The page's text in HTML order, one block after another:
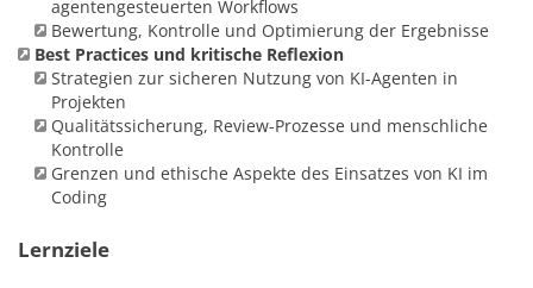
agentengesteuerten Workflows
Bewertung, Kontrolle und Optimierung der Ergebnisse
Best Practices und kritische Reflexion
Strategien zur sicheren Nutzung von KI-Agenten in
Projekten
Qualitätssicherung, Review-Prozesse und menschliche
Kontrolle
Grenzen und ethische Aspekte des Einsatzes von KI im
Coding
Lernziele